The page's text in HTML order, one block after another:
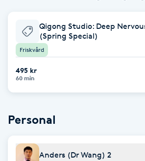
Balayage
Bambumassage
Barnklippning
Qigong Studio: Deep
(Spring Special)
Friskvård
495 kr
60 min
Personal
Anders (Dr Wang) 2